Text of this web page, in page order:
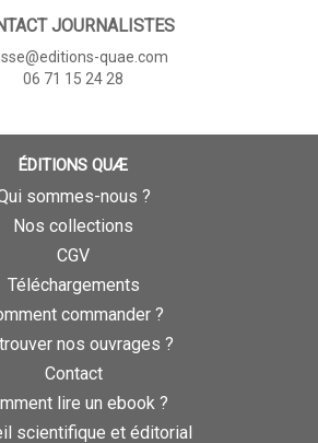
JOURNALISTES
quae.com
06 71 15 24 28
ÉDITIONS QUÆ
sommes-nous ?
Nos collections
CGV
Téléchargements
commander ?
nos ouvrages ?
Contact
lire un ebook ?
scientifique et éditorial